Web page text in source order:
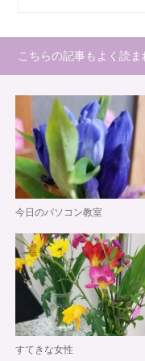
こちらの記事もよく読ま
今日のパソコン教室
すてきな女性